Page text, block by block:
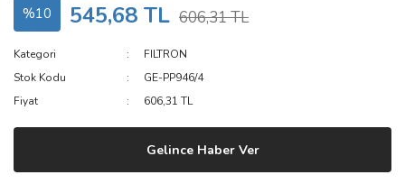
%10 545,68 TL 606,31 TL
Kategori
FILTRON
Stok Kodu
GE-PP946/4
Fiyat
606,31 TL
Gelince Haber Ver